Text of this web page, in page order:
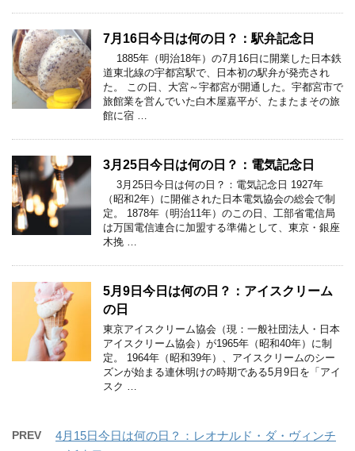
7月16日今日は何の日？：駅弁記念日
1885年（明治18年）の7月16日に開業した日本鉄
道東北線の宇都宮駅で、日本初の駅弁が発売され
た。 この日、大宮～宇都宮が開通した。宇都宮市で
旅館業を営んでいた白木屋嘉平が、たまたまその旅
館に宿 …
3月25日今日は何の日？：電気記念日
3月25日今日は何の日？：電気記念日 1927年
（昭和2年）に開催された日本電気協会の総会で制
定。 1878年（明治11年）のこの日、工部省電信局
は万国電信連合に加盟する準備として、東京・銀座
木挽 …
5月9日今日は何の日？：アイスクリーム
の日
東京アイスクリーム協会（現：一般社団法人・日本
アイスクリーム協会）が1965年（昭和40年）に制
定。 1964年（昭和39年）、アイスクリームのシー
ズンが始まる連休明けの時期である5月9日を「アイ
スク …
PREV
4月15日今日は何の日？：レオナルド・ダ・ヴィンチ